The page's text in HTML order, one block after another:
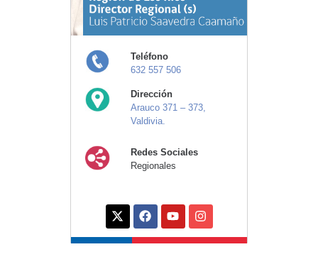
Teléfono
632 557 506
Dirección
Arauco 371 – 373,
Valdivia.
Redes Sociales
Regionales